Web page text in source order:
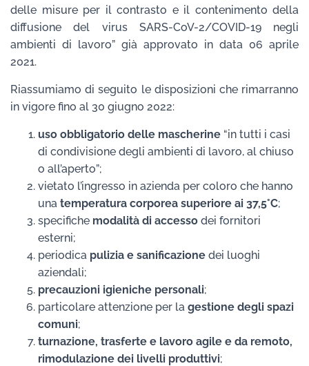
delle misure per il contrasto e il contenimento della
diffusione del virus SARS-CoV-2/COVID-19 negli
ambienti di lavoro” già approvato in data 06 aprile
2021.
Riassumiamo di seguito le disposizioni che rimarranno
in vigore fino al 30 giugno 2022:
uso obbligatorio delle mascherine “in tutti i casi
di condivisione degli ambienti di lavoro, al chiuso
o all’aperto”;
vietato l’ingresso in azienda per coloro che hanno
una temperatura corporea superiore ai 37,5°C;
specifiche modalità di accesso dei fornitori
esterni;
periodica pulizia e sanificazione dei luoghi
aziendali;
precauzioni igieniche personali;
particolare attenzione per la gestione degli spazi
comuni;
turnazione, trasferte e lavoro agile e da remoto,
rimodulazione dei livelli produttivi;